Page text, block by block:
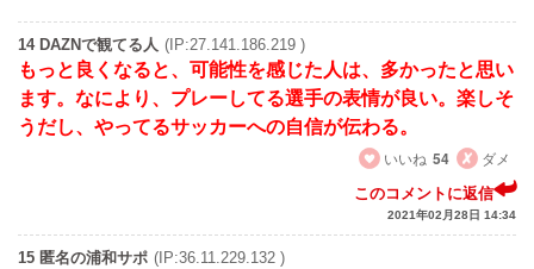
14 DAZNで観てる人 (IP:27.141.186.219 )
もっと良くなると、可能性を感じた人は、多かったと思い
ます。なにより、プレーしてる選手の表情が良い。楽しそ
うだし、やってるサッカーへの自信が伝わる。
いいね 54 ダメ
このコメントに返信
2021年02月28日 14:34
15 匿名の浦和サポ (IP:36.11.229.132 )